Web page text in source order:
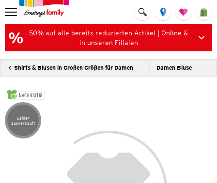
50% auf alle bereits reduzierten Artikel | Online &
in unseren Filialen
Shirts & Blusen in Großen Größen für Damen Damen Bluse
NACHHALTIG
Artikel leider ausverkauft
Leider
ausverkauft